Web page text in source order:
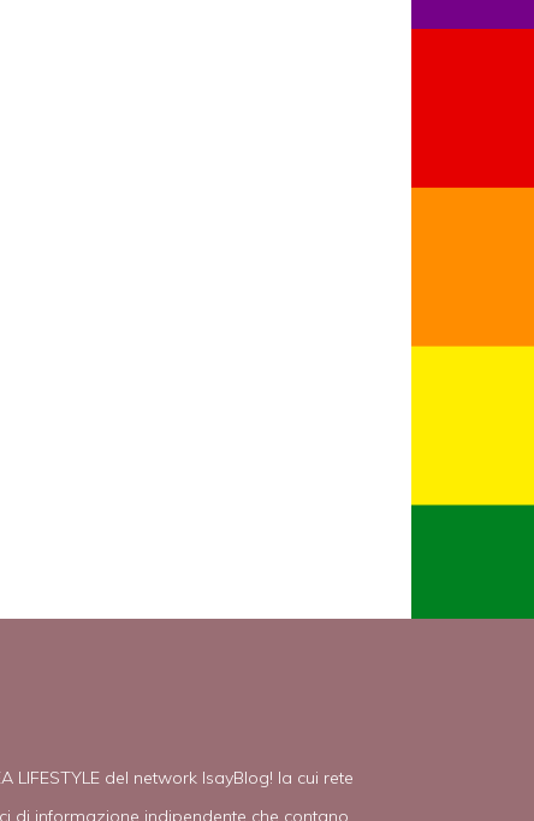
LIFESTYLE del network IsayBlog! la cui rete
di informazione indipendente che contano